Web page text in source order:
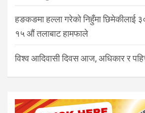
हङकङमा हल्ला गरेको निहुँमा छिमेकीलाई
१५ औं तलाबाट हामफाले
विश्व आदिवासी दिवस आज, अधिकार र